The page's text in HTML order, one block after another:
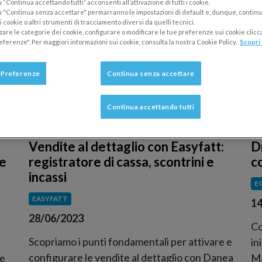
Vendite al dettaglio con Easyfatt:
registratore di cassa, scontrini e
incassi
EASYFATT
28/06/2023
Scopriamo i punti fondamentali per attivare e
configurare le vendite al dettaglio con Danea
“Continua accettando tutti” acconsenti all’attivazione di tutti i cookie.
"Continua senza accettare" permarranno le impostazioni di default e, dunque,
cookie o altri strumenti di tracciamento diversi da quelli tecnici.
le categorie dei cookie, configurare o modificare le tue preferenze sui cookie
Per maggiori informazioni sui cookie, consulta la nostra Cookie Policy. Scopri
Continua senza accettare
Continua accettando tutti